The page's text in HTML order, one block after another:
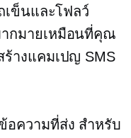
เข็นและโฟลว์
กมายเหมือนที่คุณ
างแคมเปญ SMS
อความที่ส่ง สำหรับ